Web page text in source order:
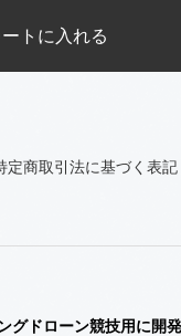
トに入れる
定商取引法に基づく表記
グドローン競技用に開発